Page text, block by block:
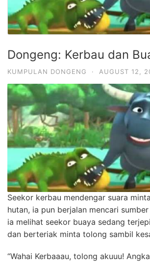
Dongeng: Kerbau dan
KUMPULAN DONGENG · AUGUST 12,
Seekor kerbau mendengar suara
hutan, ia pun berjalan mencari
ia melihat seekor buaya sedang
dan berteriak minta tolong sambil
“Wahai Kerbaaau, tolong akuuu!